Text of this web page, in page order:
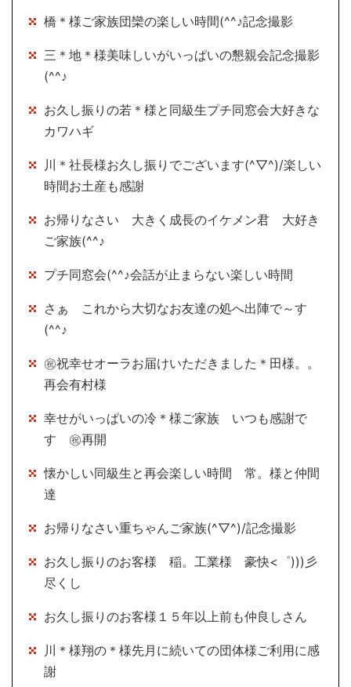
橋＊様ご家族団欒の楽しい時間(^^♪記念撮影
三＊地＊様美味しいがいっぱいの懇親会記念撮影
(^^♪
お久し振りの若＊様と同級生プチ同窓会大好きな
カワハギ
川＊社長様お久し振りでございます(^▽^)/楽しい
時間お土産も感謝
お帰りなさい 大きく成長のイケメン君 大好き
ご家族(^^♪
プチ同窓会(^^♪会話が止まらない楽しい時間
さぁ これから大切なお友達の処へ出陣で～す
(^^♪
㊗祝幸せオーラお届けいただきました＊田様。。
再会有村様
幸せがいっぱいの冷＊様ご家族 いつも感謝で
す ㊗再開
懐かしい同級生と再会楽しい時間 常。様と仲間
達
お帰りなさい重ちゃんご家族(^▽^)/記念撮影
お久し振りのお客様 稲。工業様 豪快<゜)))彡
尽くし
お久し振りのお客様１５年以上前も仲良しさん
川＊様翔の＊様先月に続いての団体様ご利用に感
謝